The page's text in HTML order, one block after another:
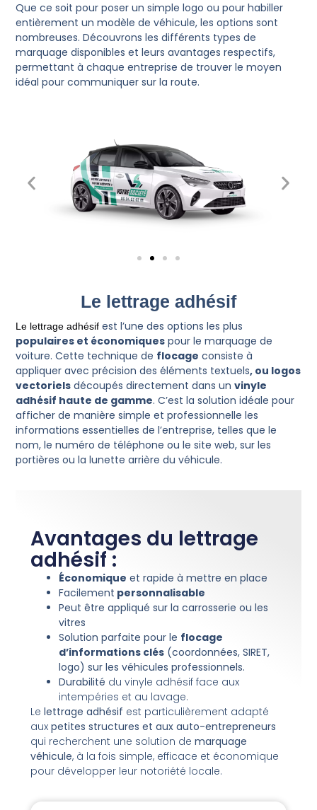
Que ce soit pour poser un simple logo ou pour habiller
entièrement un modèle de véhicule, les options sont
nombreuses. Découvrons les différents types de
marquage disponibles et leurs avantages respectifs,
permettant à chaque entreprise de trouver le moyen
idéal pour communiquer sur la route.
Le lettrage adhésif
Le lettrage adhésif est l’une des options les plus
populaires et économiques pour le marquage de
voiture. Cette technique de flocage consiste à
appliquer avec précision des éléments textuels, ou logos
vectoriels découpés directement dans unvinyle
adhésif haute de gamme. C’est la solution idéale pour
afficher de manière simple et professionnelle les
informations essentielles de l’entreprise, telles que le
nom, le numéro de téléphone ou le site web, sur les
portières ou la lunette arrière du véhicule.
Avantages du lettrage
adhésif :
Économique et rapide à mettre en place
Facilement personnalisable
Peut être appliqué sur la carrosserie ou les
vitres
Solution parfaite pour le flocage
d’informations clés(coordonnées, SIRET,
logo) sur les véhicules professionnels.
Durabilité du vinyle adhésif face aux
intempéries et au lavage.
Le lettrage adhésif est particulièrement adapté
aux petites structures et aux auto-entrepreneurs
qui recherchent une solution de marquage
véhicule, à la fois simple, efficace et économique
pour développer leur notoriété locale.